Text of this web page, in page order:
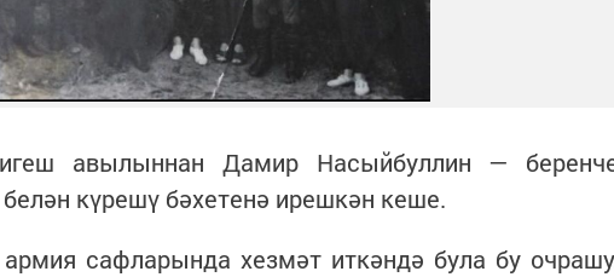
авылыннан Дамир Насыйбуллин —
күрешү бәхетенә ирешкән кеше.
сафларында хезмәт иткәндә була бу